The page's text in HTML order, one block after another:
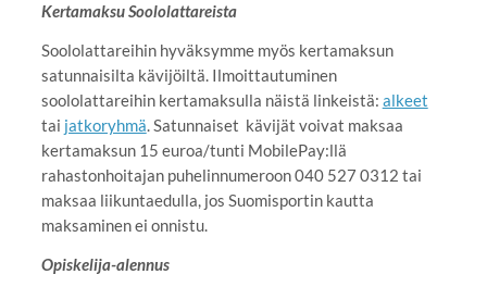
Kertamaksu Soololattareista
Soololattareihin hyväksymme myös kertamaksun
satunnaisilta kävijöiltä. Ilmoittautuminen
soololattareihin kertamaksulla näistä linkeistä: alkeet
tai jatkoryhmä. Satunnaiset kävijät voivat maksaa
kertamaksun 15 euroa/tunti MobilePay:llä
rahastonhoitajan puhelinnumeroon 040 527 0312 tai
maksaa liikuntaedulla, jos Suomisportin kautta
maksaminen ei onnistu.
Opiskelija-alennus